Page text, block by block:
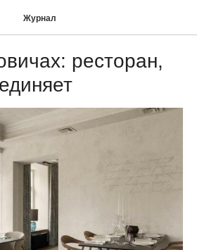
Журнал
ресторан,